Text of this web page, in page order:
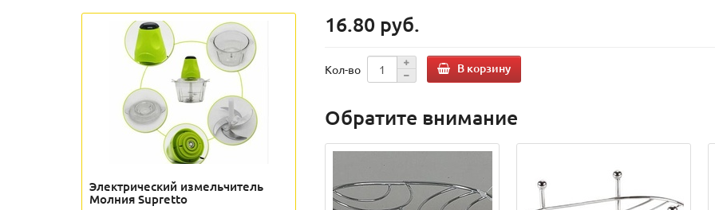
Электрический измельчитель
Молния Supretto
16.80 руб.
Кол-во В корзину
Обратите внимание